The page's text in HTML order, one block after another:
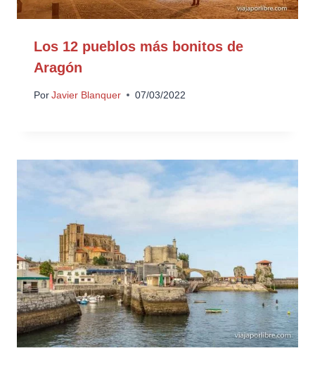
Los 12 pueblos más bonitos de
Aragón
Por Javier Blanquer 07/03/2022